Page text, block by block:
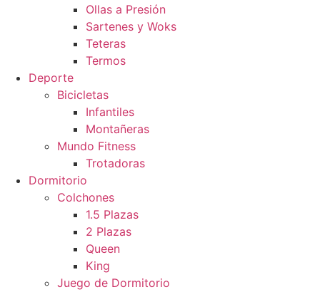
Ollas a Presión
Sartenes y Woks
Teteras
Termos
Deporte
Bicicletas
Infantiles
Montañeras
Mundo Fitness
Trotadoras
Dormitorio
Colchones
1.5 Plazas
2 Plazas
Queen
King
Juego de Dormitorio